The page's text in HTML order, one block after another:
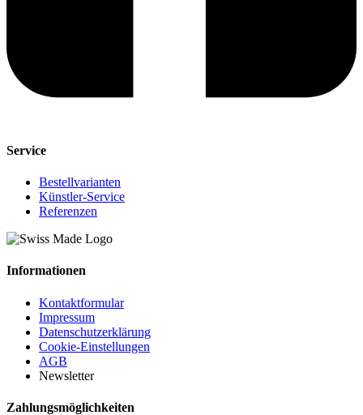
Service
Bestellvarianten
Künstler-Service
Referenzen
Informationen
Kontaktformular
Impressum
Datenschutzerklärung
Cookie-Einstellungen
AGB
Newsletter
Zahlungsmöglichkeiten